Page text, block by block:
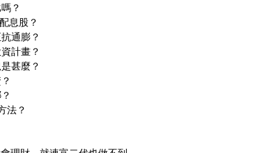
？
息股？
通膨？
計畫？
甚麼？
法？